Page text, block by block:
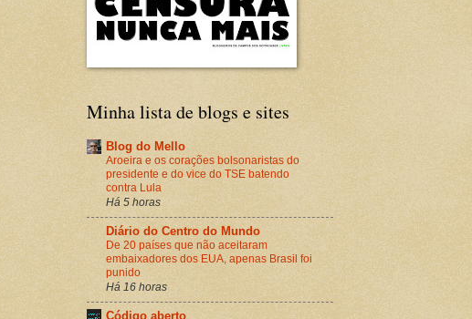
Minha lista de blogs e sites
Blog do Mello
Aroeira e os corações bolsonaristas do
presidente e do vice do TSE batendo
contra Lula
Há 5 horas
Diário do Centro do Mundo
De 20 países que não aceitaram
embaixadores dos EUA, apenas Brasil foi
punido
Há 16 horas
Código aberto